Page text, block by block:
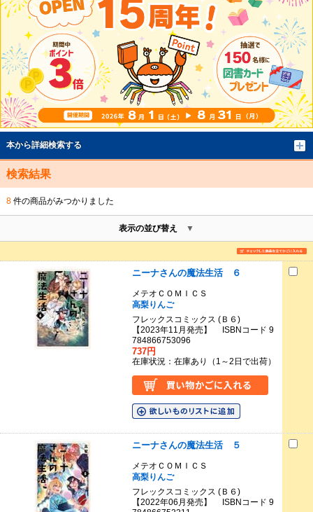
本から詳細検索する
検索結果
8件の商品がみつかりました
表示の並び替え
ニーナさんの魔法生活 ６
メテオＣＯＭＩＣＳ
高梨りんご
フレックスコミックス (Ｂ６)
【2023年11月発売】 ISBNコード 9
784866753096
737円
在庫状況：在庫あり（1～2日で出荷）
ニーナさんの魔法生活 ５
メテオＣＯＭＩＣＳ
高梨りんご
フレックスコミックス (Ｂ６)
【2022年06月発売】 ISBNコード 9